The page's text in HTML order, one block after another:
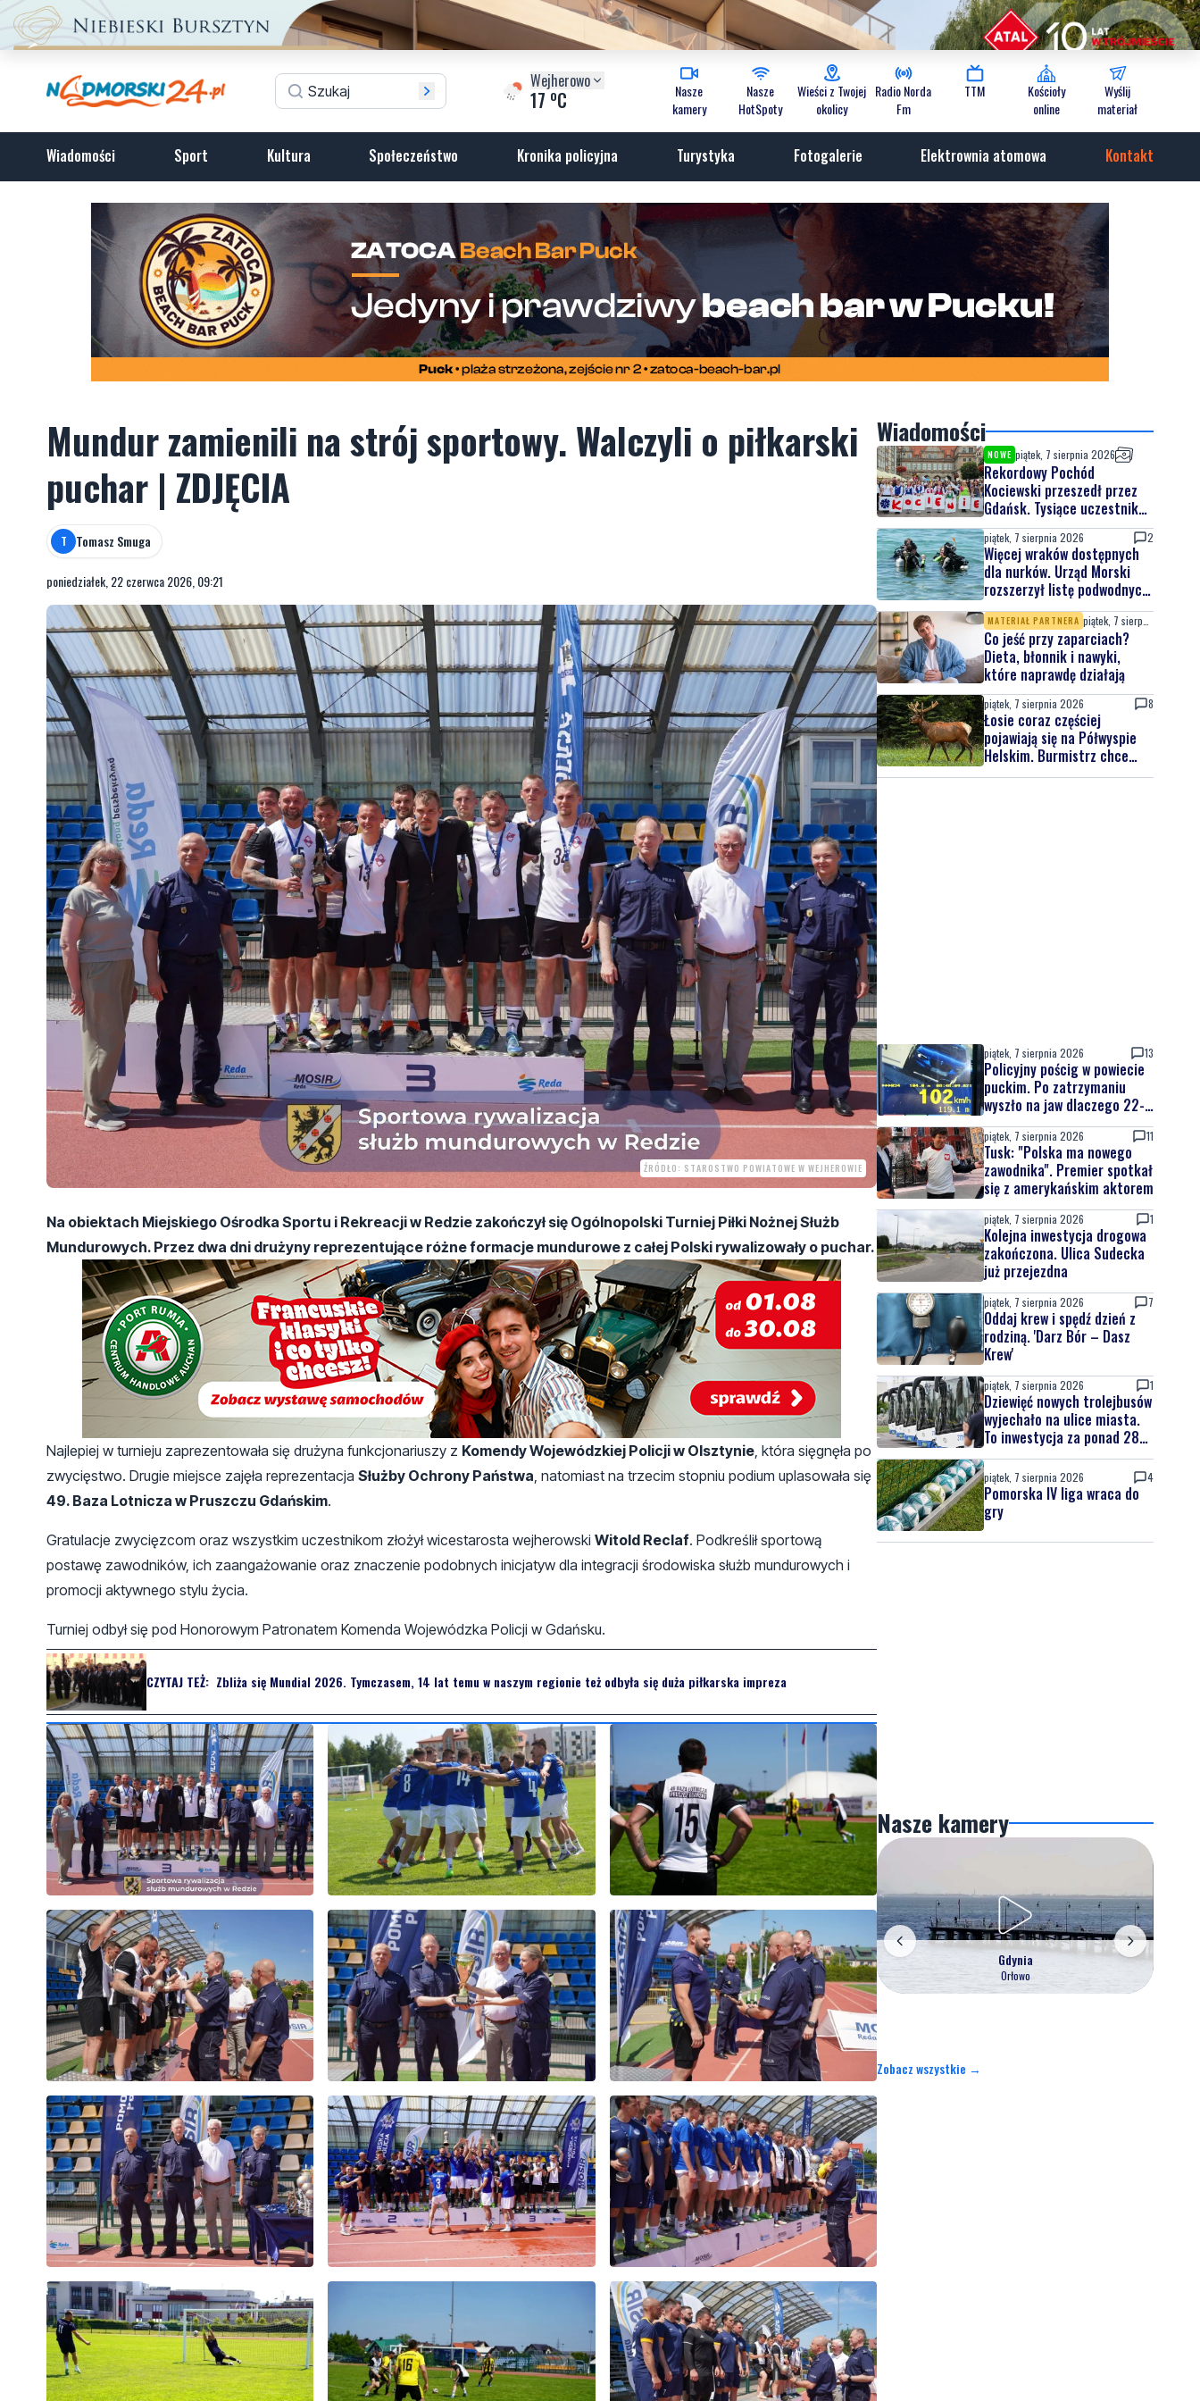
Wejherowo
17 oC
Nasze
kamery
Nasze
HotSpoty
Wieści z Twojej
okolicy
Radio Norda
Fm
TTM
Kościoły
online
Wyślij
materiał
Wiadomości Sport Kultura Społeczeństwo Kronika policyjna Turystyka Fotogalerie Elektrownia atomowa Kontakt
Mundur zamienili na strój sportowy. Walczyli o piłkarski
puchar | ZDJĘCIA
T Tomasz Smuga
poniedziałek, 22 czerwca 2026, 09:21
ŹRÓDŁO: STAROSTWO POWIATOWE W WEJHEROWIE
Na obiektach Miejskiego Ośrodka Sportu i Rekreacji w Redzie zakończył się Ogólnopolski Turniej Piłki Nożnej Służb
Mundurowych. Przez dwa dni drużyny reprezentujące różne formacje mundurowe z całej Polski rywalizowały o puchar.
Najlepiej w turnieju zaprezentowała się drużyna funkcjonariuszy z Komendy Wojewódzkiej Policji w Olsztynie , która sięgnęła po
zwycięstwo. Drugie miejsce zajęła reprezentacja Służby Ochrony Państwa , natomiast na trzecim stopniu podium uplasowała się
49. Baza Lotnicza w Pruszczu Gdańskim.
Gratulacje zwycięzcom oraz wszystkim uczestnikom złożył wicestarosta wejherowski Witold Reclaf. Podkreślił sportową
postawę zawodników, ich zaangażowanie oraz znaczenie podobnych inicjatyw dla integracji środowiska służb mundurowych i
promocji aktywnego stylu życia.
Turniej odbył się pod Honorowym Patronatem Komenda Wojewódzka Policji w Gdańsku.
CZYTAJ TEŻ: Zbliża się Mundial 2026. Tymczasem, 14 lat temu w naszym regionie też odbyła się duża piłkarska impreza
Wiadomości
NOWE piątek, 7 sierpnia 2026
Rekordowy Pochód
Kociewski przeszedł przez
Gdańsk. Tysiące uczestników
na jubileuszowej edycji
piątek, 7 sierpnia 2026 2
Więcej wraków dostępnych
dla nurków. Urząd Morski
rozszerzył listę podwodnych
atrakcji
MATERIAŁ PARTNERA
Co jeść przy zaparciach?
Dieta, błonnik i nawyki,
które naprawdę działają
piątek, 7 sierpnia 2026 8
Łosie coraz częściej
pojawiają się na Półwyspie
Helskim. Burmistrz chce
nowych znaków drogowych
piątek, 7 sierpnia 2026 13
Policyjny pościg w powiecie
puckim. Po zatrzymaniu
wyszło na jaw dlaczego 22-
latek uciekał
piątek, 7 sierpnia 2026 11
Tusk: "Polska ma nowego
zawodnika". Premier spotkał
się z amerykańskim aktorem
piątek, 7 sierpnia 2026 1
Kolejna inwestycja drogowa
zakończona. Ulica Sudecka
już przejezdna
piątek, 7 sierpnia 2026 7
Oddaj krew i spędź dzień z
rodziną. 'Darz Bór – Dasz
Krew'
piątek, 7 sierpnia 2026 1
Dziewięć nowych trolejbusów
wyjechało na ulice miasta.
To inwestycja za ponad 28
mln zł
piątek, 7 sierpnia 2026 4
Pomorska IV liga wraca do
gry
Nasze kamery
Gdynia
Orłowo
Zobacz wszystkie →